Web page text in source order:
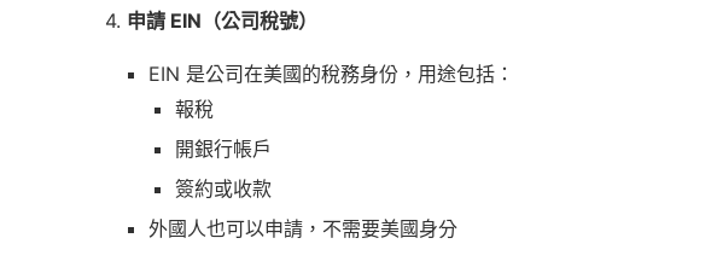
4. 申請 EIN（公司稅號）
EIN 是公司在美國的稅務身份，用途包括：
報稅
開銀行帳戶
簽約或收款
外國人也可以申請，不需要美國身分